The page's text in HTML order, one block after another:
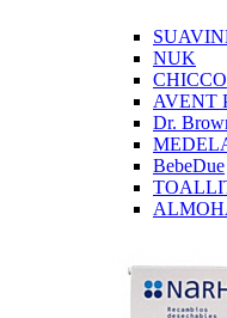
NUK
CHICCO
AVENT
Dr.
BebeDue